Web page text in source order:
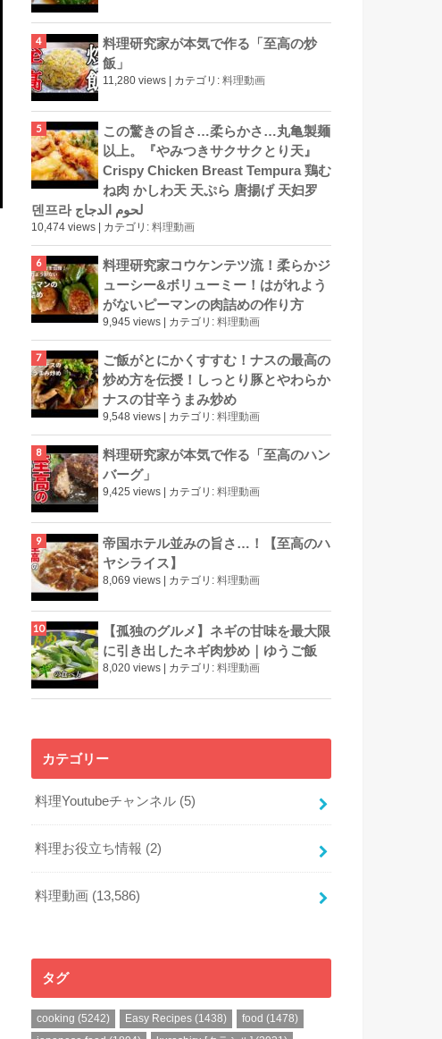
料理研究家が本気で作る「至高の炒
飯」
11,280 views | カテゴリ: 料理動画
この驚きの旨さ…柔らかさ…丸亀製麺
以上。『やみつきサクサクとり天』
Crispy Chicken Breast Tempura 鶏む
ね肉 かしわ天 天ぷら 唐揚げ 天妇罗
덴프라 لحوم الدجاج
10,474 views | カテゴリ: 料理動画
料理研究家コウケンテツ流！柔らかジ
ューシー&ボリューミー！はがれよう
がないピーマンの肉詰めの作り方
9,945 views カテゴリ: 料理動画
ご飯がとにかくすすむ！ナスの最高の
炒め方を伝授！しっとり豚とやわらか
ナスの甘辛うまみ炒め
9,548 views カテゴリ: 料理動画
料理研究家が本気で作る「至高のハン
バーグ」
9,425 views カテゴリ: 料理動画
帝国ホテル並みの旨さ…！【至高のハ
ヤシライス】
8,069 views | カテゴリ: 料理動画
【孤独のグルメ】ネギの甘味を最大限
に引き出したネギ肉炒め｜ゆうご飯
8,020 views | カテゴリ: 料理動画
カテゴリー
料理Youtubeチャンネル (5)
料理お役立ち情報 (2)
料理動画 (13,586)
タグ
cooking (5242) Easy Recipes (1438) food (1478)